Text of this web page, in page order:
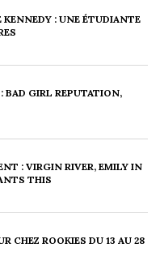
KENNEDY : UNE ÉTUDIANTE
BAD GIRL REPUTATION,
: VIRGIN RIVER, EMILY IN
THIS
CHEZ ROOKIES DU 13 AU 28